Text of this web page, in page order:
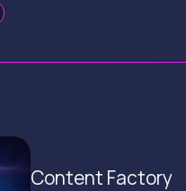
Content Factory